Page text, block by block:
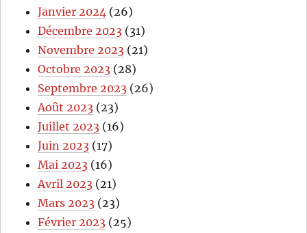
Janvier 2024 (26)
Décembre 2023 (31)
Novembre 2023 (21)
Octobre 2023 (28)
Septembre 2023 (26)
Août 2023 (23)
Juillet 2023 (16)
Juin 2023 (17)
Mai 2023 (16)
Avril 2023 (21)
Mars 2023 (23)
Février 2023 (25)